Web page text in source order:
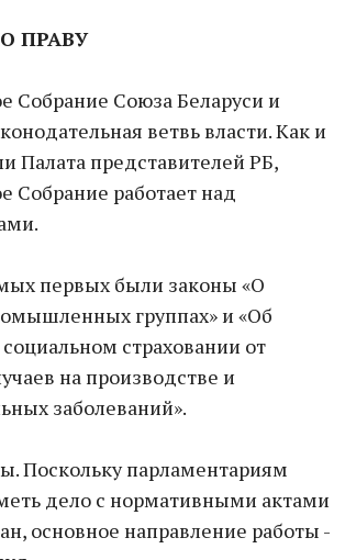
ПРАВУ
Собрание Союза Беларуси и
ветвь власти. Как и
Палата представителей РБ,
Собрание работает над
первых были законы «О
группах» и «Об
страховании от
на производстве и
заболеваний».
Поскольку парламентариям
дело с нормативными актами
основное направление работы -